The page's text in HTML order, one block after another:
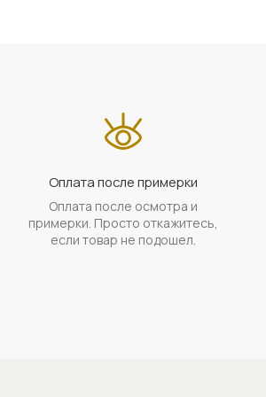
Оплата после примерки
Оплата после осмотра и
примерки. Просто откажитесь,
если товар не подошел.